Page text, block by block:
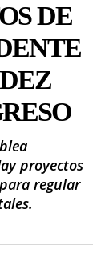
DE
proyectos
regular